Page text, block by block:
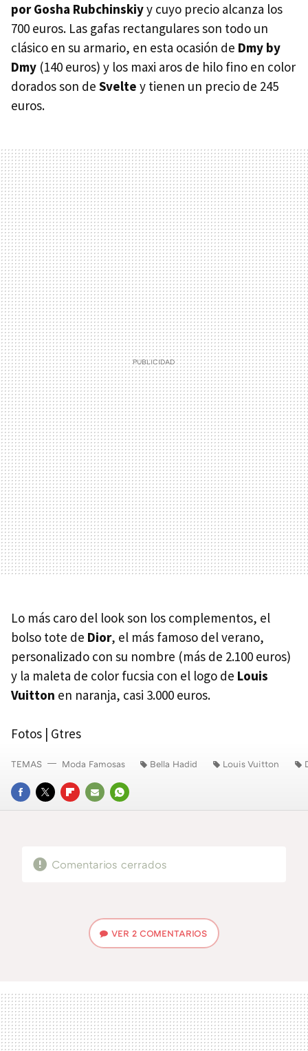
por Gosha Rubchinskiyy cuyo precio alcanza los
700 euros. Las gafas rectangulares son todo un
clásico en su armario, en esta ocasión de Dmy by
Dmy (140 euros) y los maxi aros de hilo fino en color
dorados son de Svelte y tienen un precio de 245
euros.
Lo más caro del look son los complementos, el
bolso tote de Dior, el más famoso del verano,
personalizado con su nombre (más de 2.100 euros)
y la maleta de color fucsia con el logo de Louis
Vuitton en naranja, casi 3.000 euros.
Fotos | Gtres
FACEBOOK
TWITTERFLIPBOARD
E-
WHATSAPP
TEMAS Moda Famosas Bella Hadid Louis Vuitton
Comentarios cerrados
VER2 COMENTARIOS